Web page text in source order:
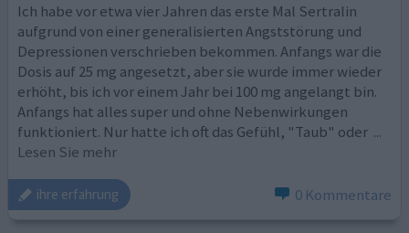
Ich habe vor etwa vier Jahren das erste Mal Sertralin
aufgrund von einer generalisierten Angststörung und
Depressionen verschrieben bekommen. Anfangs war die
Dosis auf 25 mg angesetzt, aber sie wurde immer wieder
erhöht, bis ich vor einem Jahr bei 100 mg angelangt bin.
Anfangs hat alles super und ohne Nebenwirkungen
funktioniert. Nur hatte ich oft das Gefühl, "Taub" oder ...
Lesen Sie mehr
ihre erfahrung 0 Kommentare